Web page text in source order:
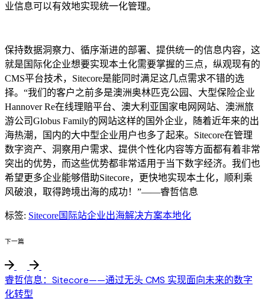
业信息可以有效地实现统一化管理。
保持数据洞察力、循序渐进的部署、提供统一的信息内容，这
就是国际化企业想要实现本土化需要掌握的三点，纵观现有的
CMS平台技术，Sitecore是能同时满足这几点需求不错的选
择。“我们的客户之前多是澳洲奥林匹克公园、大型保险企业
Hannover Re在线理赔平台、澳大利亚国家电网网站、澳洲旅
游公司Globus Family的网站这样的国外企业，随着近年来的出
海热潮，国内的大中型企业用户也多了起来。Sitecore在管理
数字资产、洞察用户需求、提供个性化内容等方面都有着非常
突出的优势，而这些优势都非常适用于当下数字经济。我们也
希望更多企业能够借助Sitecore，更快地实现本土化，顺利乘
风破浪，取得跨境出海的成功！”——睿哲信息
标签: Sitecore国际站企业出海解决方案本地化
下一篇
睿哲信息：Sitecore——通过无头 CMS 实现面向未来的数字
化转型